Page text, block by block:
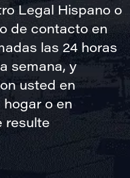
Legal Hispano o
de contacto en
las 24 horas
semana, y
usted en
o en
resulte